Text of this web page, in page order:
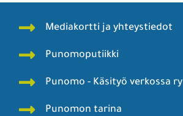
Mediakortti ja yhteystiedot
Punomoputiikki
Punomo - Käsityö verkossa ry
Punomon tarina